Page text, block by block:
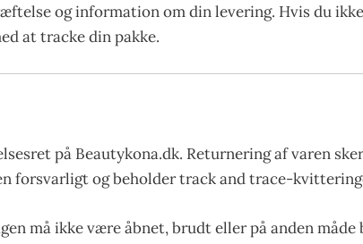
og information om din levering. Hvis du
at tracke din pakke.
på Beautykona.dk. Returnering af varen
forsvarligt og beholder track and trace-
må ikke være åbnet, brudt eller på anden måde